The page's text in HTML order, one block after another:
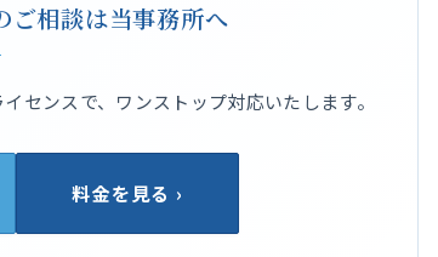
ご相談は当事務所へ
センスで、ワンストップ対応いたします。
料金を見る ›